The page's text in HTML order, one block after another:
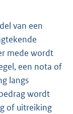
van een
mede wordt
een nota of
langs
wordt
of uitreiking